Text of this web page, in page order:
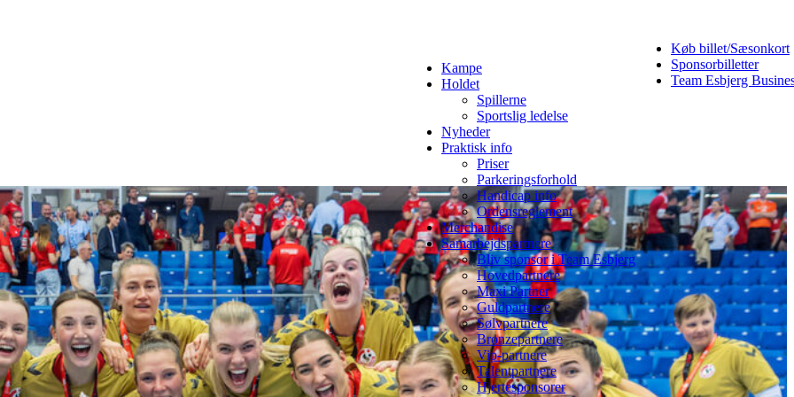
Køb billet/Sæsonkort
Sponsorbilletter
Team Esbjerg
Kampe
Holdet
Spillerne
Sportslig ledelse
Nyheder
Praktisk info
Priser
Parkeringsforhold
Handicap info
Ordensreglement
Merchandise
Samarbejdspartnere
Bliv sponsor i Team Esbjerg
Hovedpartnere
Maxi Partner
Guldpartnere
Sølvpartnere
Bronzepartnere
Vip-partnere
Talentpartnere
Hjertesponsorer